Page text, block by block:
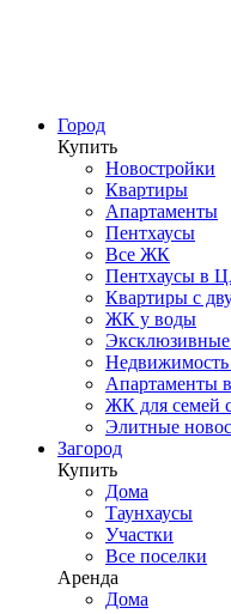
Город
Купить
Новостройки
Квартиры
Апартаменты
Пентхаусы
Все ЖК
Пентхаусы в
Квартиры с
ЖК у воды
Апартаменты
ЖК для семей
Элитные
Загород
Купить
Дома
Таунхаусы
Участки
Все поселки
Аренда
Дома